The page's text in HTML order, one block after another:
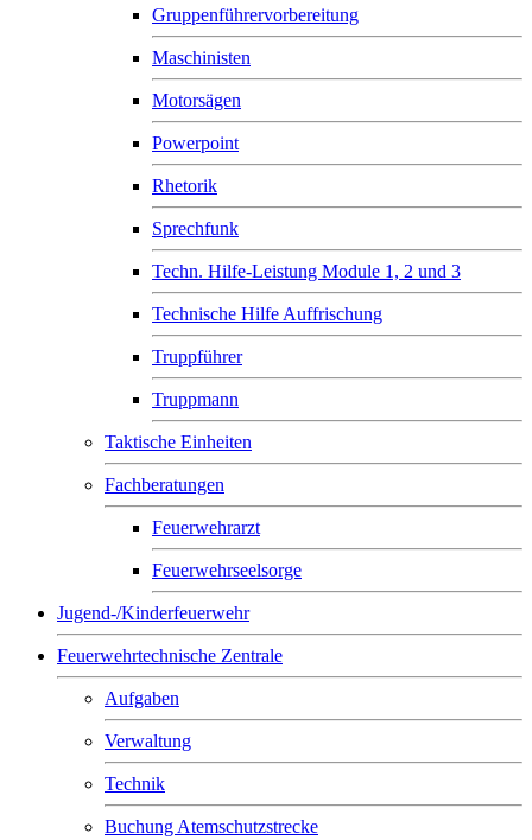
Gruppenführervorbereitung
Maschinisten
Motorsägen
Powerpoint
Rhetorik
Sprechfunk
Techn. Hilfe-Leistung Module 1, 2 und 3
Technische Hilfe Auffrischung
Truppführer
Truppmann
Taktische Einheiten
Fachberatungen
Feuerwehrarzt
Feuerwehrseelsorge
Jugend-/Kinderfeuerwehr
Feuerwehrtechnische Zentrale
Aufgaben
Verwaltung
Technik
Buchung Atemschutzstrecke